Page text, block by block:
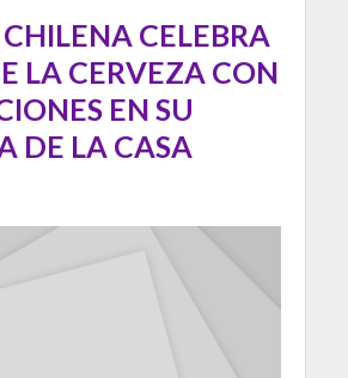
CELEBRA
LA CERVEZA CON
EN SU
DE LA CASA